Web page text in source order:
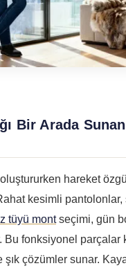
Bir Arada
hareket
kesimli pantolonlar,
tüyü montseçimi, gün
Bu fonksiyonel parçalar
çözümler sunar.